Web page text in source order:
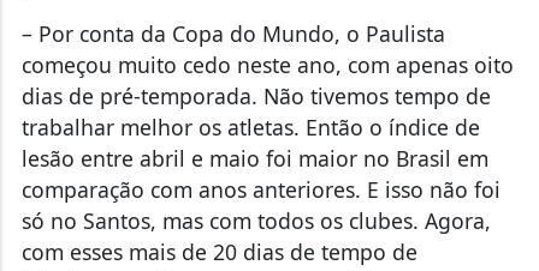
– Por conta da Copa do Mundo, o Paulista
começou muito cedo neste ano, com apenas oito
dias de pré-temporada. Não tivemos tempo de
trabalhar melhor os atletas. Então o índice de
lesão entre abril e maio foi maior no Brasil em
comparação com anos anteriores. E isso não foi
só no Santos, mas com todos os clubes. Agora,
com esses mais de 20 dias de tempo de